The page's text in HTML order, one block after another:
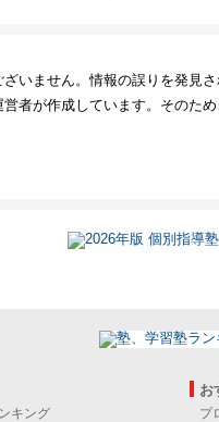
いません。情報の誤りを発見
者が作成しています。そのため
キング
お
プ